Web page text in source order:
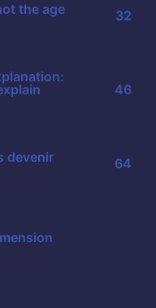
the age
32
46
devenir
64